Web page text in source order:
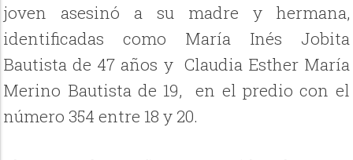
joven asesinó a su madre y hermana,
identificadas como María Inés Jobita
Bautista de 47 años y Claudia Esther María
Merino Bautista de 19,
en el predio con el
número 354 entre 18 y 20.